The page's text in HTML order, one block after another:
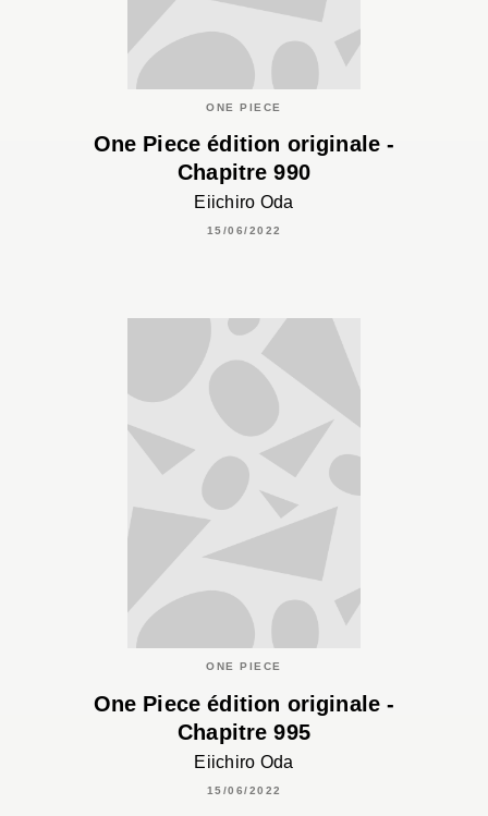
ONE PIECE
One Piece édition originale -
Chapitre 990
Eiichiro Oda
15/06/2022
ONE PIECE
One Piece édition originale -
Chapitre 995
Eiichiro Oda
15/06/2022